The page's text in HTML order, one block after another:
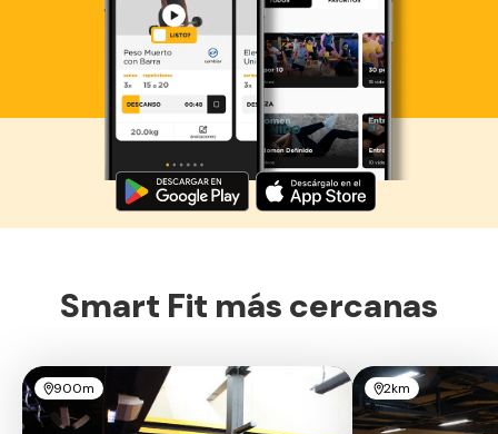
Descarga ahora lo Smart Fit App
Smart Fit más cercanas
900m 2km